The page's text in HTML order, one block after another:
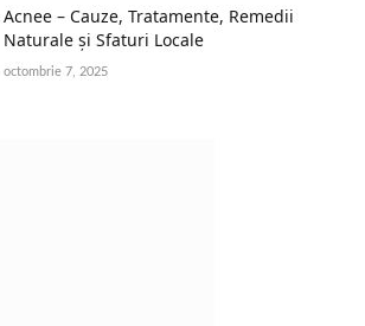
Acnee – Cauze, Tratamente, Remedii
Naturale și Sfaturi Locale
octombrie 7, 2025